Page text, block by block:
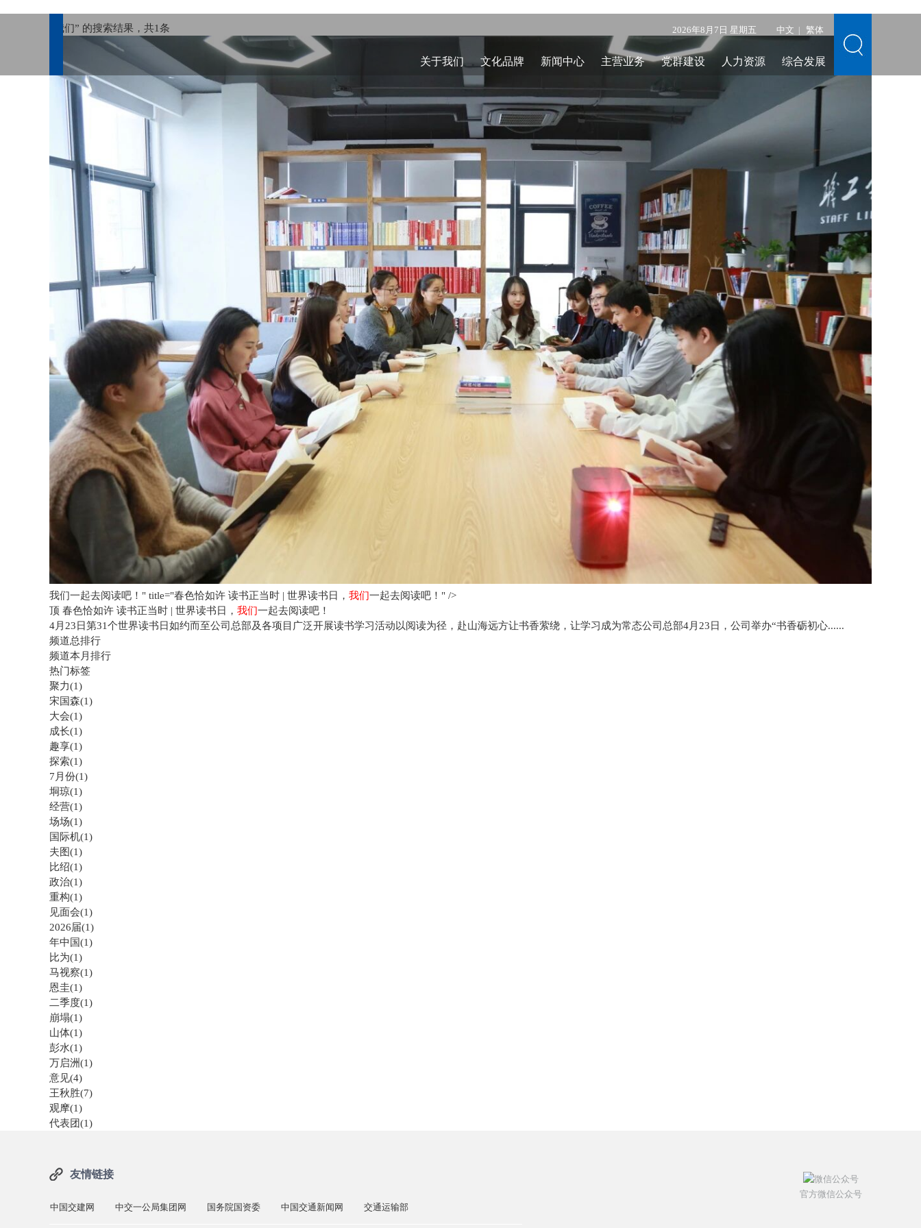
2026年8月7日 星期五 中文 繁体
关于我们 文化品牌 新闻中心 主营业务 党群建设 人力资源 综合发展
“我们” 的搜索结果，共1条
我们一起去阅读吧！" title="春色恰如许 读书正当时 | 世界读书日， 我们一起去阅读吧！" />
顶 春色恰如许 读书正当时 | 世界读书日， 我们一起去阅读吧！
4月23日第31个世界读书日如约而至公司总部及各项目广泛开展读书学习活动以阅读为径，赴山海远方让书香萦绕，让学习成为常态公司总部4月23日，公司举办“书香砺初心......
频道总排行
频道本月排行
热门标签
聚力(1)
宋国森(1)
大会(1)
成长(1)
趣享(1)
探索(1)
7月份(1)
垌琼(1)
经营(1)
场场(1)
国际机(1)
夫图(1)
比绍(1)
政治(1)
重构(1)
见面会(1)
2026届(1)
年中国(1)
比为(1)
马视察(1)
恩圭(1)
二季度(1)
崩塌(1)
山体(1)
彭水(1)
万启洲(1)
意见(4)
王秋胜(7)
观摩(1)
代表团(1)
友情链接
中国交建网 中交一公局集团网 国务院国资委 中国交通新闻网 交通运输部
官方微信公众号